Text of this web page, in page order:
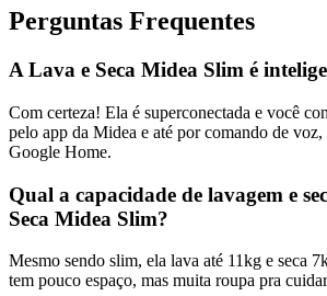
Perguntas Frequentes
A Lava e Seca Midea Slim é
Com certeza! Ela é superconectada e você
pelo app da Midea e até por comando de
Google Home.
Qual a capacidade de lavagem e
Seca Midea Slim?
Mesmo sendo slim, ela lava até 11kg e seca
tem pouco espaço, mas muita roupa pra